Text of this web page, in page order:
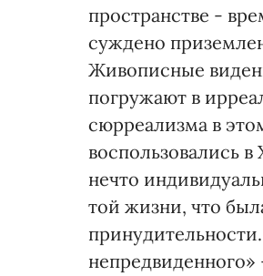
пространстве -
суждено
Живописные
погружают в
сюрреализма в
воспользовались
нечто
той жизни, что